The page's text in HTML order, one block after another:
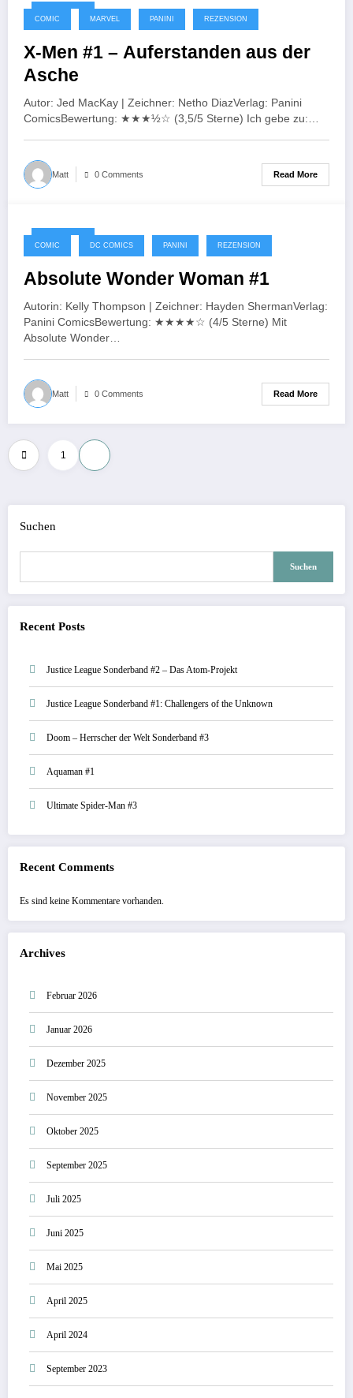
06/10/2025
COMIC MARVEL PANINI REZENSION
X-Men #1 – Auferstanden aus der
Asche
Autor: Jed MacKay | Zeichner: Netho DiazVerlag: Panini
ComicsBewertung: ★★★½☆ (3,5/5 Sterne) Ich gebe zu:…
Matt 0 Comments Read More
02/10/2025
COMIC DC COMICS PANINI REZENSION
Absolute Wonder Woman #1
Autorin: Kelly Thompson | Zeichner: Hayden ShermanVerlag:
Panini ComicsBewertung: ★★★★☆ (4/5 Sterne) Mit
Absolute Wonder…
Matt 0 Comments Read More
Seitennummerierung
Beiträge
1
Suchen
Suchen
Recent Posts
Justice League Sonderband #2 – Das Atom-Projekt
Justice League Sonderband #1: Challengers of the Unknown
Doom – Herrscher der Welt Sonderband #3
Aquaman #1
Ultimate Spider-Man #3
Recent Comments
Es sind keine Kommentare vorhanden.
Archives
Februar 2026
Januar 2026
Dezember 2025
November 2025
Oktober 2025
September 2025
Juli 2025
Juni 2025
Mai 2025
April 2025
April 2024
September 2023